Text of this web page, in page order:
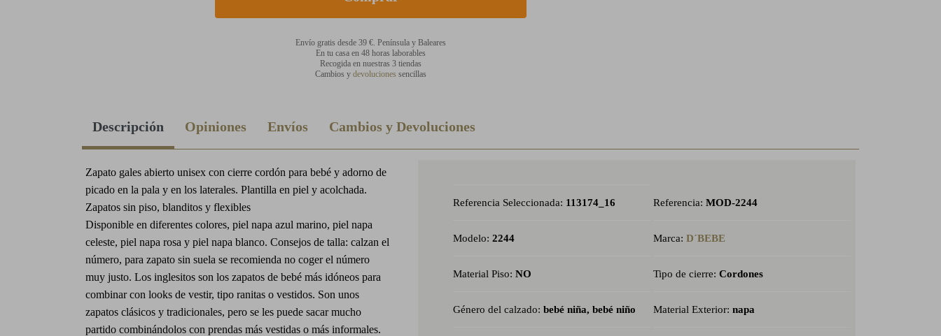
Envío gratis desde 39 €. Península y Baleares
En tu casa en 48 horas laborables
Recogida en nuestras 3 tiendas
Cambios y devoluciones sencillas
Descripción Opiniones Envíos Cambios y Devoluciones
Referencia Seleccionada: 113174_16 Referencia: MOD-2244
Modelo: 2244 Marca: D´BEBE
Material Piso: NO Tipo de cierre: Cordones
Género del calzado: bebé niña, bebé niño Material Exterior: napa
Zapato gales abierto unisex con cierre cordón para bebé y adorno de
picado en la pala y en los laterales. Plantilla en piel y acolchada.
Zapatos sin piso, blanditos y flexibles
Disponible en diferentes colores, piel napa azul marino, piel napa
celeste, piel napa rosa y piel napa blanco. Consejos de talla: calzan el
número, para zapato sin suela se recomienda no coger el número
muy justo. Los inglesitos son los zapatos de bebé más idóneos para
combinar con looks de vestir, tipo ranitas o vestidos. Son unos
zapatos clásicos y tradicionales, pero se les puede sacar mucho
partido combinándolos con prendas más vestidas o más informales.